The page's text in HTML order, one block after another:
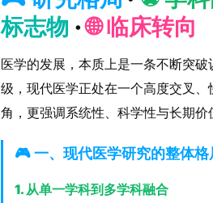
标志物 ·🌐 临床转向
医学的发展，本质上是一条不断突
级，现代医学正处在一个高度交叉、
角，更强调系统性、科学性与长期价
🎮 一、现代医学研究的整体格
1. 从单一学科到多学科融合